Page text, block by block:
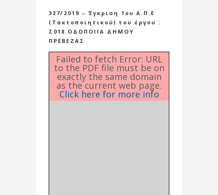
327/2019 – Έγκριση 1ου Α.Π.Ε
(Τακτοποιητικού) του έργου :
Σ018 ΟΔΟΠΟΙΙΑ ΔΗΜΟΥ
ΠΡΕΒΕΖΑΣ
Failed to fetch Error: URL
to the PDF file must be on
exactly the same domain
as the current web page.
Click here for more info